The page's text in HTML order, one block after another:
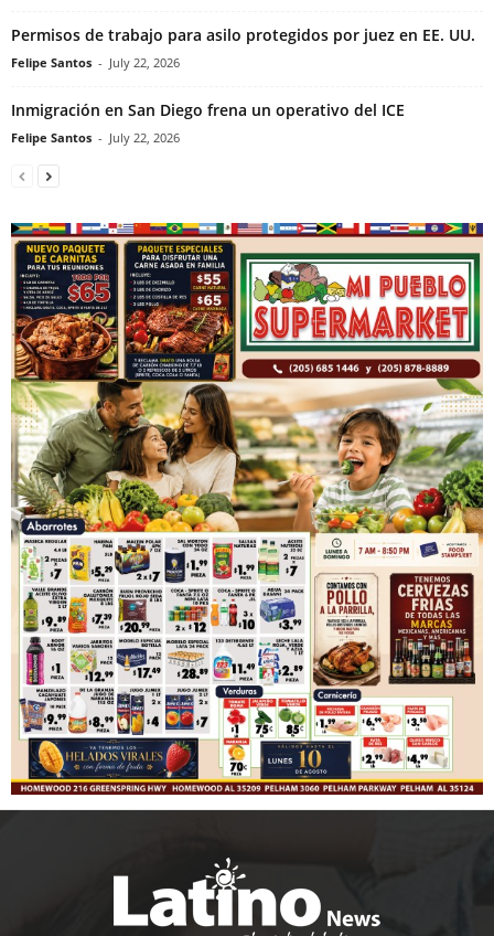
Permisos de trabajo para asilo protegidos por juez en EE. UU.
Felipe Santos - July 22, 2026
Inmigración en San Diego frena un operativo del ICE
Felipe Santos - July 22, 2026